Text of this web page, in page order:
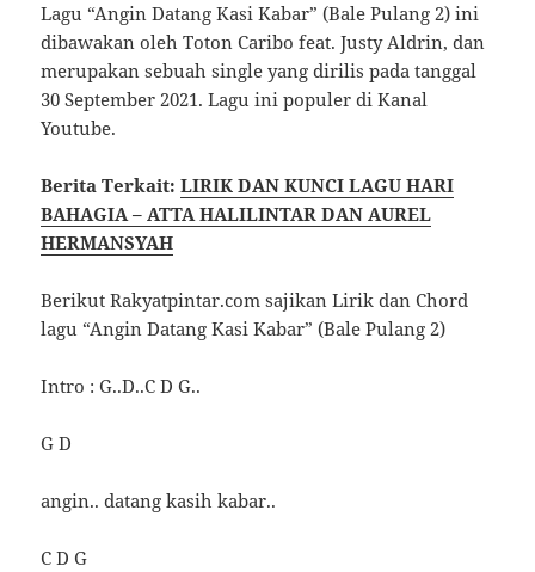
Lagu “Angin Datang Kasi Kabar” (Bale Pulang 2) ini
dibawakan oleh Toton Caribo feat. Justy Aldrin, dan
merupakan sebuah single yang dirilis pada tanggal
30 September 2021. Lagu ini populer di Kanal
Youtube.
Berita Terkait:LIRIK DAN KUNCI LAGU HARI
BAHAGIA – ATTA HALILINTAR DAN AUREL
HERMANSYAH
Berikut Rakyatpintar.com sajikan Lirik dan Chord
lagu “Angin Datang Kasi Kabar” (Bale Pulang 2)
Intro : G..D..C D G..
G D
angin.. datang kasih kabar..
C D G